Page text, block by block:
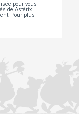
pour vous
de Astérix.
Pour plus